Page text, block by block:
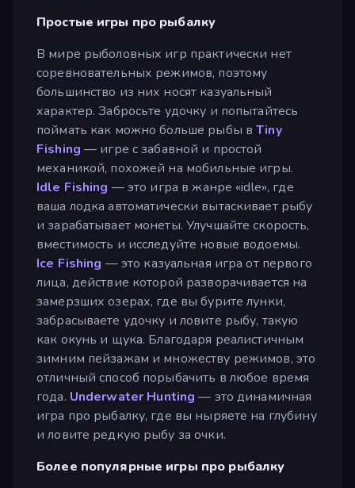
Простые игры про рыбалку
В мире рыболовных игр практически нет
соревновательных режимов, поэтому
большинство из них носят казуальный
характер. Забросьте удочку и попытайтесь
поймать как можно больше рыбы вTiny
Fishing — игре с забавной и простой
механикой, похожей на мобильные игры.
Idle Fishing — это игра в жанре «idle», где
ваша лодка автоматически вытаскивает рыбу
и зарабатывает монеты. Улучшайте скорость,
вместимость и исследуйте новые водоемы.
Ice Fishing — это казуальная игра от первого
лица, действие которой разворачивается на
замерзших озерах, где вы бурите лунки,
забрасываете удочку и ловите рыбу, такую
как окунь и щука. Благодаря реалистичным
зимним пейзажам и множеству режимов, это
отличный способ порыбачить в любое время
года. Underwater Hunting — это динамичная
игра про рыбалку, где вы ныряете на глубину
и ловите редкую рыбу за очки.
Более популярные игры про рыбалку